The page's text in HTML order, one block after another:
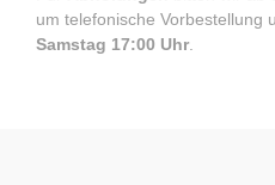
um telefonische Vorbestellung
Samstag 17:00 Uhr